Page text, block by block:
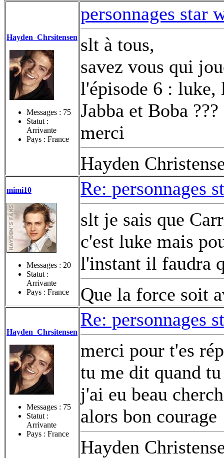
Hayden_Chrsitensen
Messages : 75
Statut :
Arrivante
Pays : France
personnages star
slt à tous,
savez vous qui
l'épisode 6 : luke,
Jabba et Boba ???
merci
Hayden
mimi10
Messages : 20
Statut :
Arrivante
Pays : France
Re: personnages
slt je sais que
c'est luke mais
l'instant il faudra
Que la force soit
Hayden_Chrsitensen
Messages : 75
Statut :
Arrivante
Pays : France
Re: personnages
merci pour t'es
tu me dit quand
j'ai eu beau
alors bon
Hayden